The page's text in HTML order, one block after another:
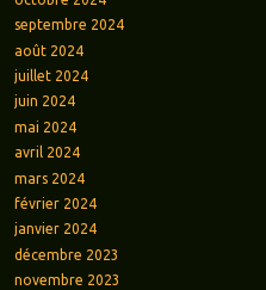
septembre 2024
août 2024
juillet 2024
juin 2024
mai 2024
avril 2024
mars 2024
février 2024
janvier 2024
décembre 2023
novembre 2023